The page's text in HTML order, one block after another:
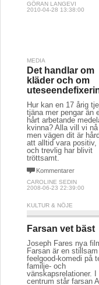
GÖRAN LANGEVI
2010-04-28 13:38:00
MEDIA
Det handlar om
kläder och om
Hur kan en 17 årig
tjäna mer pengar än
hårt arbetande
kvinna? Alla vill vi
men vägen dit är
att alltid vara positiv,
och trevlig har blivit
tröttsamt.
Kommentarer
CAROLINE SEDIN
2008-06-23 22:39:00
KULTUR & NÖJE
Farsan vet bäst
Joseph Fares nya
Farsan är en stillsam
feelgood-komedi på
familje- och
vänskapsrelationer. I
centrum står farsan